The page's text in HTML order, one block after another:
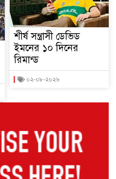
শীর্ষ সন্ত্রাসী ডেভিড
ইমনের ১০ দিনের
রিমান্ড
০২-০৮-২০২৬